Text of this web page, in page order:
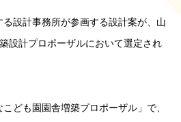
る設計事務所が参画する設計案が、山
設計プロポーザルにおいて選定され
ども園園舎増築プロポーザル」で、